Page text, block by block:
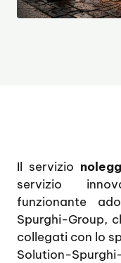
Il servizio
servizio
funzionante
Spurghi-Group,
collegati con lo
Solution-